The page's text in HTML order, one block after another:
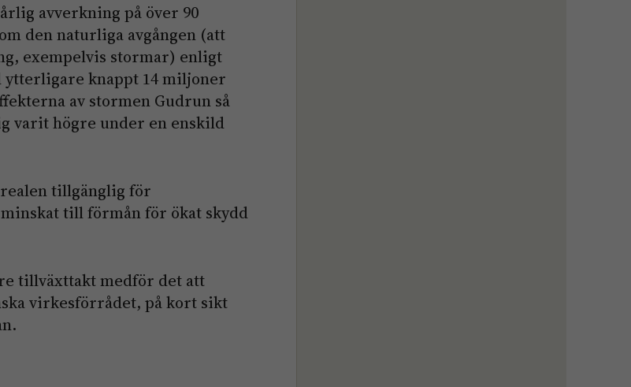
avverkning på över 90
den naturliga avgången (att
exempelvis stormar) enligt
knappt 14 miljoner
av stormen Gudrun så
varit högre under en enskild
tillgänglig för
till förmån för ökat skydd
tillväxttakt medför det att
virkesförrådet, på kort sikt